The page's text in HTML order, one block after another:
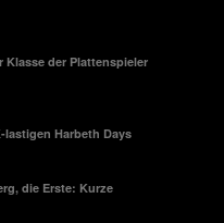
Klasse der Plattenspieler
lastigen Harbeth Days
die Erste: Kurze